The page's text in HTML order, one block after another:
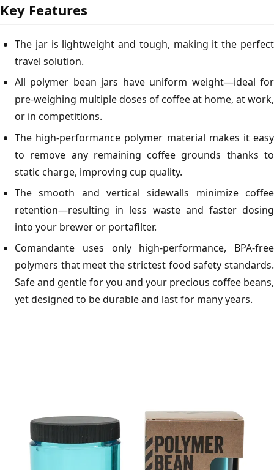
Key Features
The jar is lightweight and tough, making it the perfect
travel solution.
All polymer bean jars have uniform weight—ideal for
pre-weighing multiple doses of coffee at home, at work,
or in competitions.
The high-performance polymer material makes it easy
to remove any remaining coffee grounds thanks to
static charge, improving cup quality.
The smooth and vertical sidewalls minimize coffee
retention—resulting in less waste and faster dosing
into your brewer or portafilter.
Comandante uses only high-performance, BPA-free
polymers that meet the strictest food safety standards.
Safe and gentle for you and your precious coffee beans,
yet designed to be durable and last for many years.